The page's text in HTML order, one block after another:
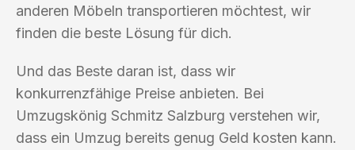
anderen Möbeln transportieren möchtest, wir
finden die beste Lösung für dich.
Und das Beste daran ist, dass wir
konkurrenzfähige Preise anbieten. Bei
Umzugskönig Schmitz Salzburg verstehen wir,
dass ein Umzug bereits genug Geld kosten kann.